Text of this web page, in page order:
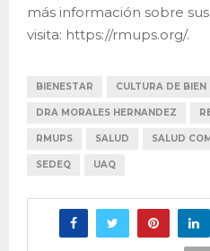
más información sobre
visita: https://rmups.org/.
BIENESTAR CULTURA DE BIEN
DRA MORALES HERNANDEZ
RMUPS SALUD SALUD
SEDEQ UAQ